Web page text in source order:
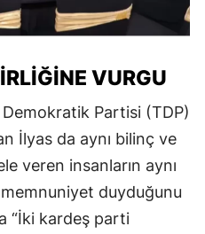
VURGU
Partisi (TDP)
İlyas da aynı bilinç ve
veren insanların aynı
duyduğunu
“İki kardeş parti